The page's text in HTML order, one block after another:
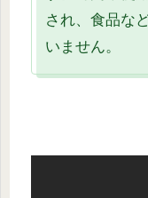
され、食品な
いません。